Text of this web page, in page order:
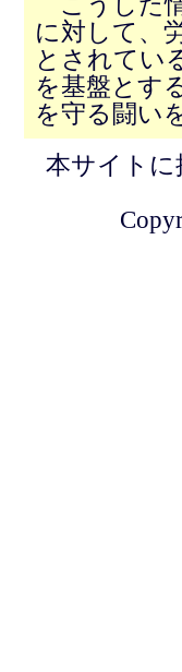
に対して、
とされてい
を基盤とす
を守る闘い
本サイトに